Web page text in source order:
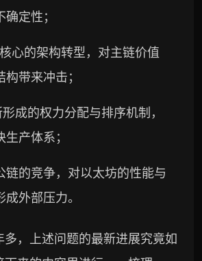
定性；
心的架构转型，对主链价值
带来冲击；
成的权力分配与排序机制，
产体系；
链的竞争，对以太坊的性能与
外部压力。
多，上述问题的最新进展究竟如